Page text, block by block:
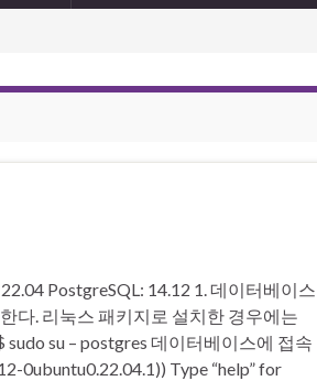
PostgreSQL: 14.12 1. 데이터베이스
다. 리눅스 패키지로 설치한 경우에는
su – postgres 데이터베이스에 접속
0ubuntu0.22.04.1)) Type “help” for